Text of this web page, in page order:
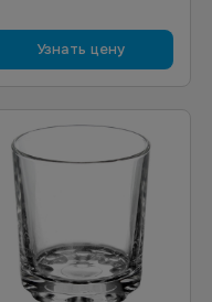
Узнать цену